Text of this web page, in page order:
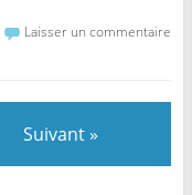
Laisser un commentaire
Suivant »